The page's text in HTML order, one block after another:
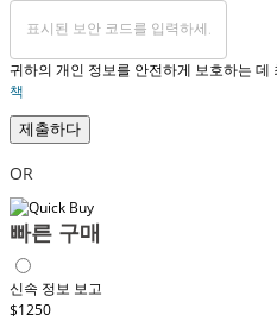
귀하의 개인 정보를 안전하게 보호하는 데
책
제출하다
OR
빠른 구매
신속 정보 보고
$1250